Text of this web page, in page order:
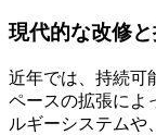
現代的な改修
近年では、持続可
ペースの拡張によ
ルギーシステムや